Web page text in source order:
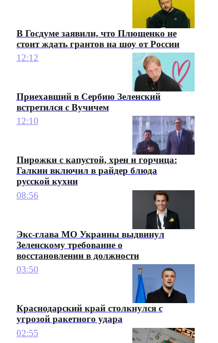
В Госдуме заявили, что Плющенко не
стоит ждать грантов на шоу от России
12:12
Приехавший в Сербию Зеленский
встретился с Вучичем
12:10
Пирожки с капустой, хрен и горчица:
Галкин включил в райдер блюда
русской кухни
08:56
Экс-глава МО Украины выдвинул
Зеленскому требование о
восстановлении в должности
03:50
Краснодарский край столкнулся с
угрозой ракетного удара
02:55